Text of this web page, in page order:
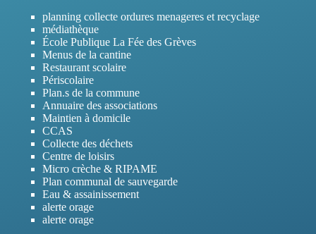
planning collecte ordures menageres et recyclage
médiathèque
École Publique La Fée des Grèves
Menus de la cantine
Restaurant scolaire
Périscolaire
Plan.s de la commune
Annuaire des associations
Maintien à domicile
CCAS
Collecte des déchets
Centre de loisirs
Micro crèche & RIPAME
Plan communal de sauvegarde
Eau & assainissement
alerte orage
alerte orage